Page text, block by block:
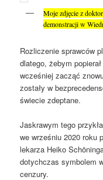
Moje zdjęcie z
demonstracji w
Rozliczenie sprawców
dlatego, żebym
wcześniej zacząć
zostały w
świecie zdeptane.
Jaskrawym tego
we wrześniu 2020 roku
lekarza Heiko
dotychczas symbolem
cenzury.